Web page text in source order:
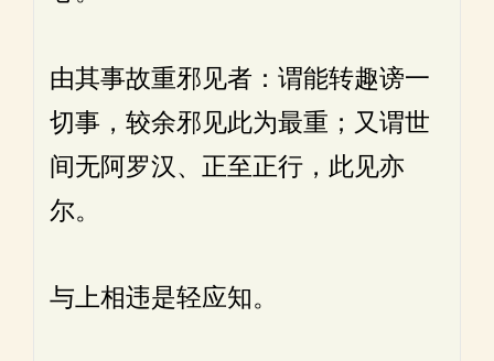
由其事故重邪见者：谓能转趣谤一
切事，较余邪见此为最重；又谓世
间无阿罗汉、正至正行，此见亦
尔。
与上相违是轻应知。